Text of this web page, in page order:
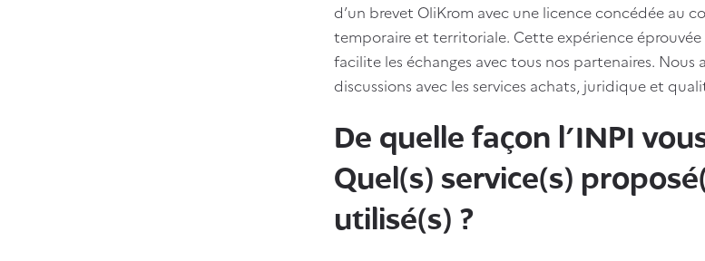
d’un brevet OliKrom avec une licence concédée au
temporaire et territoriale. Cette expérience
facilite les échanges avec tous nos partenaires. Nous
discussions avec les services achats, juridique et
De quelle façon l’INPI
Quel(s) service(s)
utilisé(s) ?